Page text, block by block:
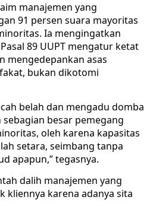
manajemen yang
91 persen suara mayoritas
Ia mengingatkan
89 UUPT mengatur ketat
mengedepankan asas
bukan dikotomi
belah dan mengadu domba
besar pemegang
oleh karena kapasitas
setara, seimbang tanpa
apapun,” tegasnya.
dalih manajemen yang
kliennya karena adanya sita